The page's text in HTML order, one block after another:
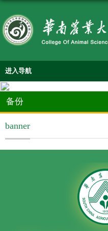
进入导航
备份
banner